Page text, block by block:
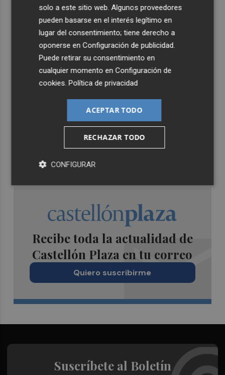
Recibe toda la actualidad de
Castellón Plaza en tu correo
Quiero suscribirme
Suscríbete al Boletín
solo a este sitio web. Algunos proveedores
pueden basarse en el interés legítimo en
lugar del consentimiento; tiene derecho a
oponerse enConfiguración de publicidad.
Puede retirar su consentimiento en
cualquier momento enConfiguración de
cookies.Política de privacidad
ACEPTAR TODO
RECHAZAR TODO
CONFIGURAR